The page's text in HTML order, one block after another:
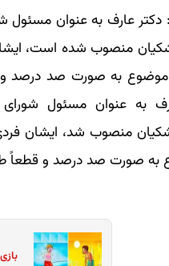
دکتر عارف به عنوان مسئول
منصوب شده است،
موضوع به صورت صد درصد
به عنوان مسئول
منصوب شد، ایشان
به صورت صد درصد و قطعاً